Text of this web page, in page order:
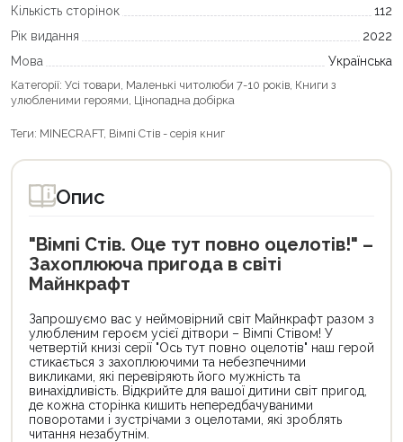
Кількість сторінок
112
Рік видання
2022
Мова
Українська
Категорії: Усі товари Маленькі читолюби 7-10 років Книги з
улюбленими героями Цінопадна добірка
Теги: MINECRAFT, Вімпі Стів - серія книг
Опис
"Вімпі Стів. Оце тут повно оцелотів!" –
Захоплююча пригода в світі
Майнкрафт
Запрошуємо вас у неймовірний світ Майнкрафт разом з
улюбленим героєм усієї дітвори – Вімпі Стівом! У
четвертій книзі серії "Ось тут повно оцелотів" наш герой
стикається з захоплюючими та небезпечними
викликами, які перевіряють його мужність та
винахідливість. Відкрийте для вашої дитини світ пригод,
де кожна сторінка кишить непередбачуваними
поворотами і зустрічами з оцелотами, які зроблять
читання незабутнім.